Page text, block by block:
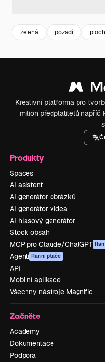
zelená pozadí
Kreativní platforma pro
milion předplatitelů napříč
Produkty
Spaces
AI asistent
AI generátor obrázků
AI generátor videa
AI hlasový generátor
Stock obsah
MCP pro Claude/ChatGPT
Agenti Ranní ptáče
API
Mobilní aplikace
Všechny nástroje Magnific
Začněte
Academy
Dokumentace
Podpora